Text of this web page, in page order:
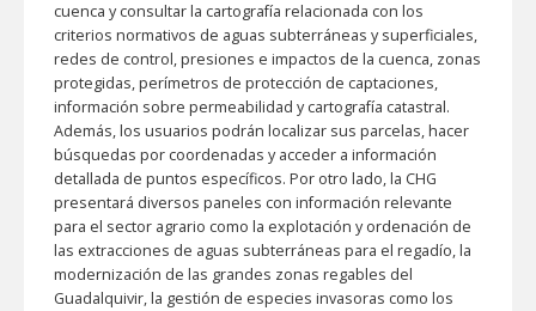
cuenca y consultar la cartografía relacionada con los
criterios normativos de aguas subterráneas y superficiales,
redes de control, presiones e impactos de la cuenca, zonas
protegidas, perímetros de protección de captaciones,
información sobre permeabilidad y cartografía catastral.
Además, los usuarios podrán localizar sus parcelas, hacer
búsquedas por coordenadas y acceder a información
detallada de puntos específicos. Por otro lado, la CHG
presentará diversos paneles con información relevante
para el sector agrario como la explotación y ordenación de
las extracciones de aguas subterráneas para el regadío, la
modernización de las grandes zonas regables del
Guadalquivir, la gestión de especies invasoras como los